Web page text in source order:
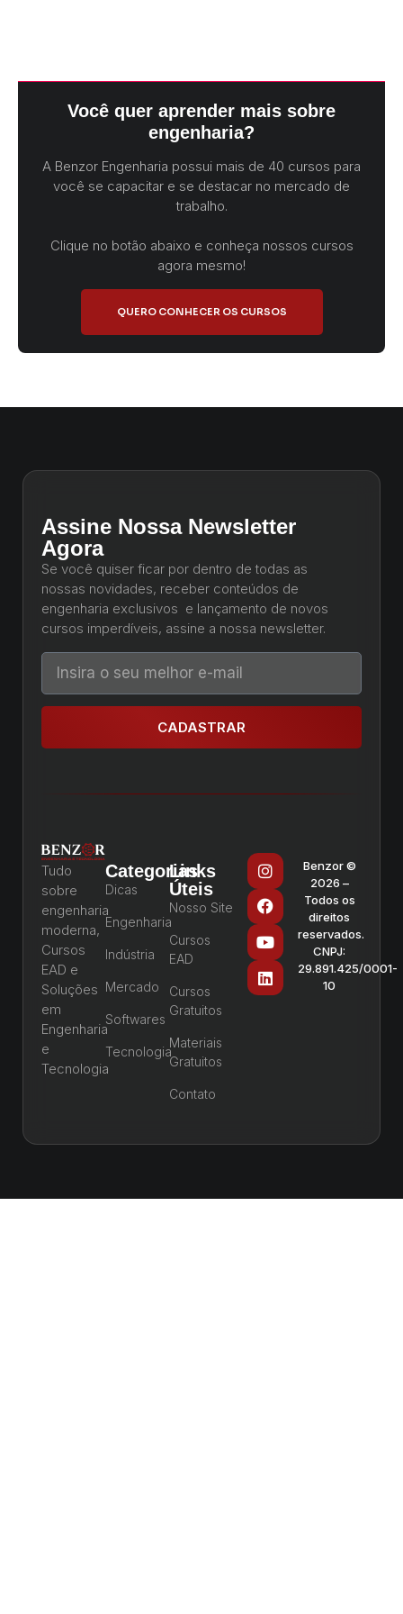
Você quer aprender mais sobre
engenharia?
A Benzor Engenharia possui mais de 40 cursos para
você se capacitar e se destacar no mercado de
trabalho.
Clique no botão abaixo e conheça nossos cursos
agora mesmo!
QUERO CONHECER OS CURSOS
Assine Nossa Newsletter
Agora
Se você quiser ficar por dentro de todas as
nossas novidades, receber conteúdos de
engenharia exclusivos e lançamento de novos
cursos imperdíveis, assine a nossa newsletter.
CADASTRAR
Tudo
sobre
engenharia
moderna,
Cursos
EAD e
Soluções
em
Engenharia
e
Tecnologia
Categorias
Dicas
Engenharia
Indústria
Mercado
Softwares
Tecnologia
Links
Úteis
Nosso Site
Cursos
EAD
Cursos
Gratuitos
Materiais
Gratuitos
Contato
Benzor ©
2026 –
Todos os
direitos
reservados.
CNPJ:
29.891.425/0001-
10